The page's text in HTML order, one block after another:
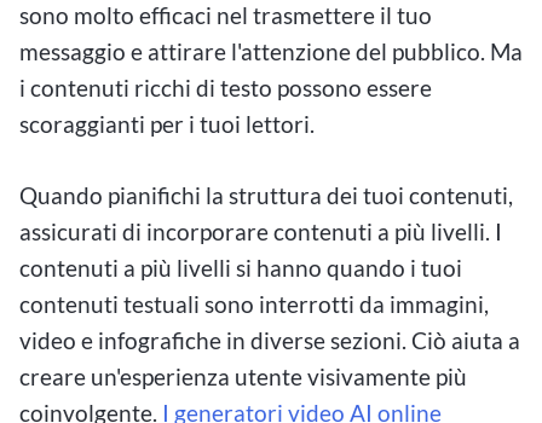
sono molto efficaci nel trasmettere il tuo
messaggio e attirare l'attenzione del pubblico. Ma
i contenuti ricchi di testo possono essere
scoraggianti per i tuoi lettori.
Quando pianifichi la struttura dei tuoi contenuti,
assicurati di incorporare contenuti a più livelli. I
contenuti a più livelli si hanno quando i tuoi
contenuti testuali sono interrotti da immagini,
video e infografiche in diverse sezioni. Ciò aiuta a
creare un'esperienza utente visivamente più
coinvolgente. I generatori video AI online